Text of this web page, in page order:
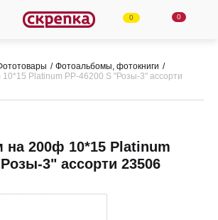
0 0
Фотоальбомы, фотокниги
Platinum РР-46200 S "Розы-3" ассорти
200ф 10*15 Platinum
3" ассорти 23506